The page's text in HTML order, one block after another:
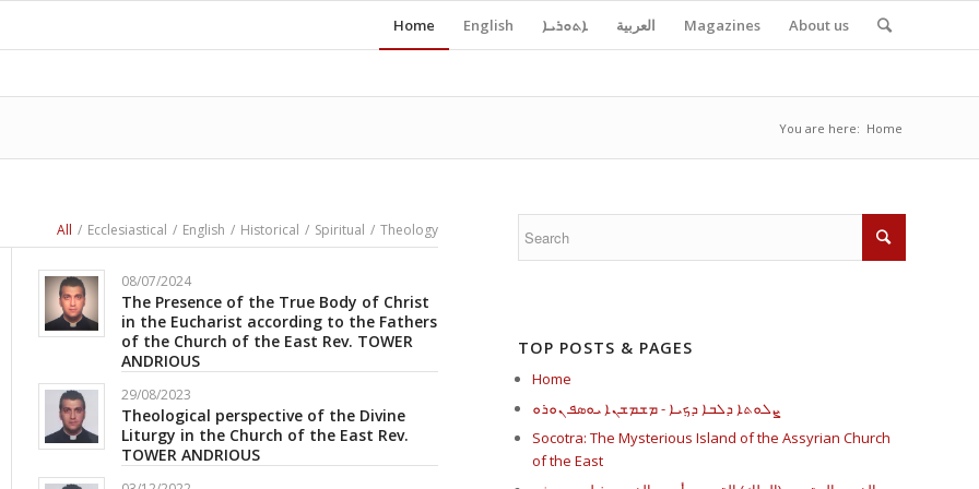
Home English ܐܬܘܪܝܐ العربية Magazines About us
You are here: Home
All / Ecclesiastical / English / Historical / Spiritual / Theology
08/07/2024
The Presence of the True Body of Christ
in the Eucharist according to the Fathers
of the Church of the East Rev. TOWER
ANDRIOUS
29/08/2023
Theological perspective of the Divine
Liturgy in the Church of the East Rev.
TOWER ANDRIOUS
TOP POSTS & PAGES
Home
ܨܠܘܬܐ ܕܠܒܐ ܕܟܼܝܐ - ܡܫܡܫܢܐ ܝܘܣܦ ܢܘܪܘ
Socotra: The Mysterious Island of the Assyrian Church
of the East